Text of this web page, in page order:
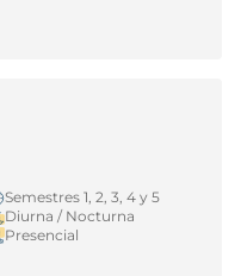
Semestres 1, 2, 3, 4 y 5
Diurna / Nocturna
Presencial